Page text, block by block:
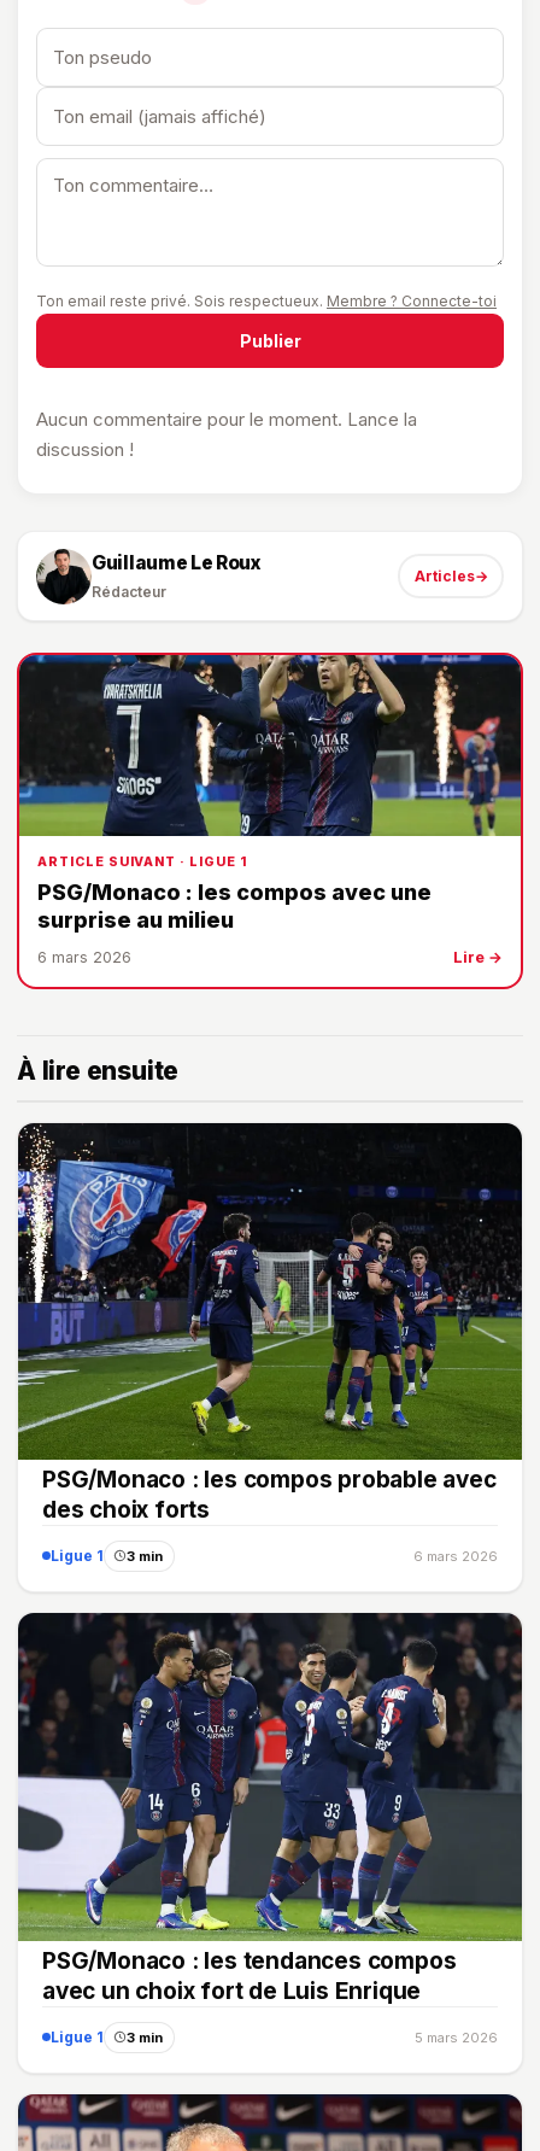
Ton email reste privé. Sois respectueux. Membre ? Connecte-toi
Publier
Aucun commentaire pour le moment. Lance la
discussion !
Guillaume Le Roux
Rédacteur
Articles→
ARTICLE SUIVANT · LIGUE 1
PSG/Monaco : les compos avec une
surprise au milieu
6 mars 2026 Lire →
À lire ensuite
PSG/Monaco : les compos probable avec
des choix forts
Ligue 1 3 min 6 mars 2026
PSG/Monaco : les tendances compos
avec un choix fort de Luis Enrique
Ligue 1 3 min 5 mars 2026